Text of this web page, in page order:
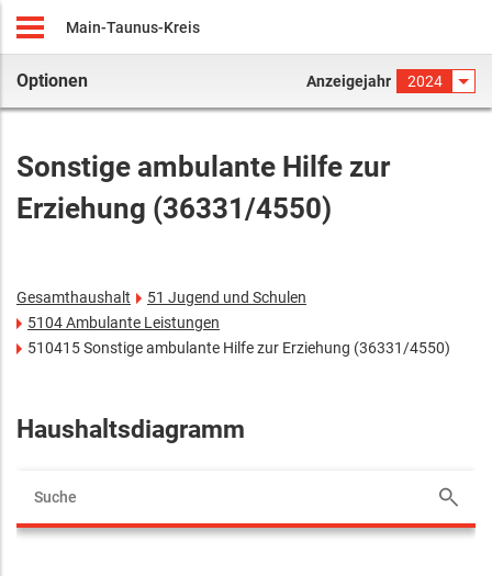
Main-Taunus-Kreis
Optionen Anzeigejahr 2024
Sonstige ambulante Hilfe zur
Erziehung (36331/4550)
Gesamthaushalt
51 Jugend und Schulen
5104 Ambulante Leistungen
510415 Sonstige ambulante Hilfe zur Erziehung (36331/4550)
Haushaltsdiagramm